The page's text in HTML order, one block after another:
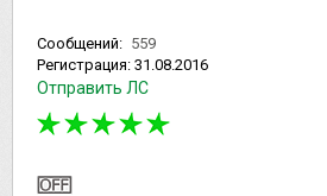
Сообщений: 559
Регистрация: 31.08.2016
Отправить ЛС